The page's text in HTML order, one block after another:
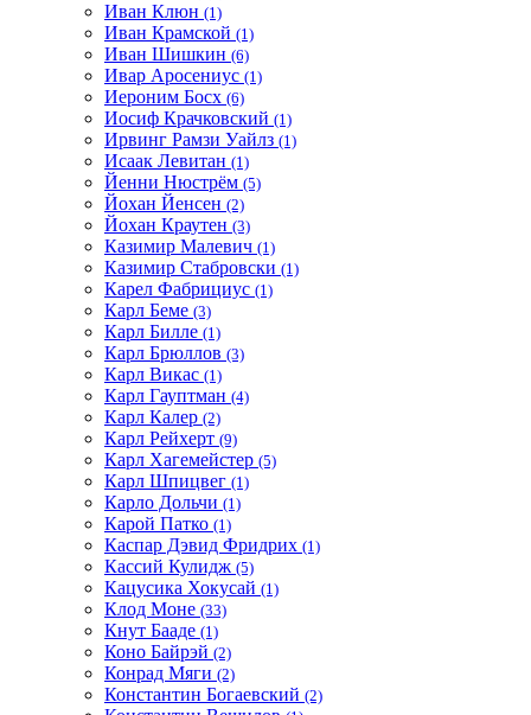
Иван Клюн (1)
Иван Крамской (1)
Иван Шишкин (6)
Ивар Аросениус (1)
Иероним Босх (6)
Иосиф Крачковский (1)
Ирвинг Рамзи Уайлз (1)
Исаак Левитан (1)
Йенни Нюстрём (5)
Йохан Йенсен (2)
Йохан Краутен (3)
Казимир Малевич (1)
Казимир Стабровски (1)
Карел Фабрициус (1)
Карл Беме (3)
Карл Билле (1)
Карл Брюллов (3)
Карл Викас (1)
Карл Гауптман (4)
Карл Калер (2)
Карл Рейхерт (9)
Карл Хагемейстер (5)
Карл Шпицвег (1)
Карло Дольчи (1)
Карой Патко (1)
Каспар Дэвид Фридрих (1)
Кассий Кулидж (5)
Кацусика Хокусай (1)
Клод Моне (33)
Кнут Бааде (1)
Коно Байрэй (2)
Конрад Мяги (2)
Константин Богаевский (2)